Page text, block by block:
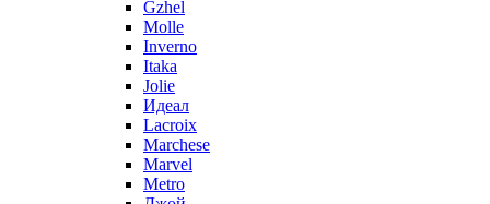
Gzhel
Molle
Inverno
Itaka
Jolie
Идеал
Lacroix
Marchese
Marvel
Metro